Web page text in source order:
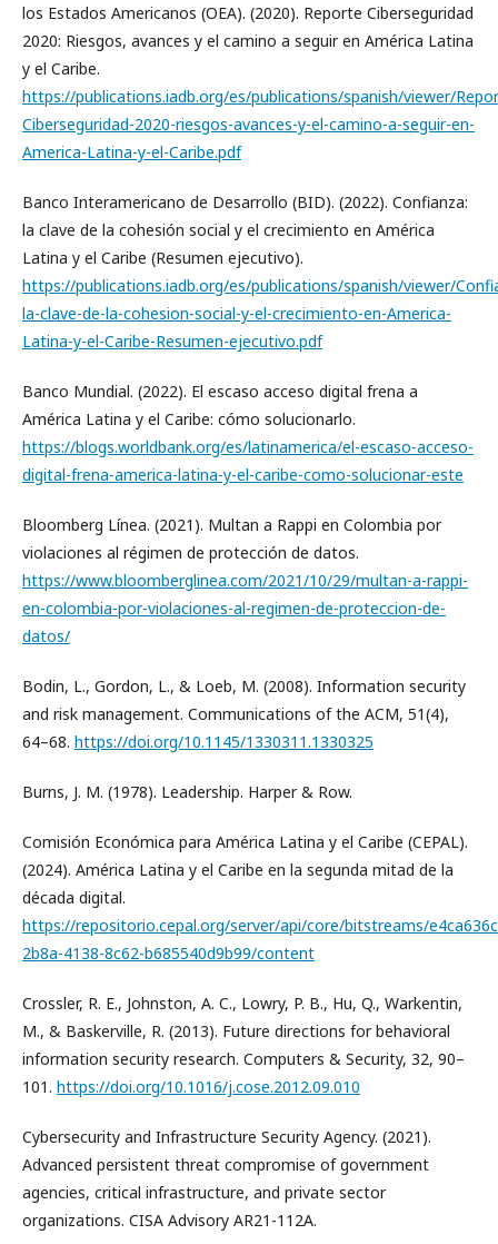
los Estados Americanos (OEA). (2020). Reporte Ciberseguridad
2020: Riesgos, avances y el camino a seguir en América Latina
y el Caribe.
https://publications.iadb.org/es/publications/spanish/viewer/
Ciberseguridad-2020-riesgos-avances-y-el-camino-a-seguir-en-
America-Latina-y-el-Caribe.pdf
Banco Interamericano de Desarrollo (BID). (2022). Confianza:
la clave de la cohesión social y el crecimiento en América
Latina y el Caribe (Resumen ejecutivo).
https://publications.iadb.org/es/publications/spanish/viewer/
la-clave-de-la-cohesion-social-y-el-crecimiento-en-America-
Latina-y-el-Caribe-Resumen-ejecutivo.pdf
Banco Mundial. (2022). El escaso acceso digital frena a
América Latina y el Caribe: cómo solucionarlo.
https://blogs.worldbank.org/es/latinamerica/el-escaso-acceso-
digital-frena-america-latina-y-el-caribe-como-solucionar-este
Bloomberg Línea. (2021). Multan a Rappi en Colombia por
violaciones al régimen de protección de datos.
https://www.bloomberglinea.com/2021/10/29/multan-a-rappi-
en-colombia-por-violaciones-al-regimen-de-proteccion-de-
datos/
Bodin, L., Gordon, L., & Loeb, M. (2008). Information security
and risk management. Communications of the ACM, 51(4),
64–68. https://doi.org/10.1145/1330311.1330325
Burns, J. M. (1978). Leadership. Harper & Row.
Comisión Económica para América Latina y el Caribe (CEPAL).
(2024). América Latina y el Caribe en la segunda mitad de la
década digital.
https://repositorio.cepal.org/server/api/core/bitstreams/
2b8a-4138-8c62-b685540d9b99/content
Crossler, R. E., Johnston, A. C., Lowry, P. B., Hu, Q., Warkentin,
M., & Baskerville, R. (2013). Future directions for behavioral
information security research. Computers & Security, 32, 90–
101. https://doi.org/10.1016/j.cose.2012.09.010
Cybersecurity and Infrastructure Security Agency. (2021).
Advanced persistent threat compromise of government
agencies, critical infrastructure, and private sector
organizations. CISA Advisory AR21-112A.